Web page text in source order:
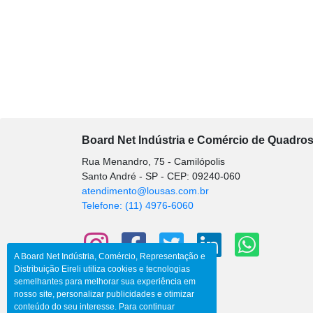
Board Net Indústria e Comércio de
Rua Menandro, 75 - Camilópolis
Santo André - SP - CEP: 09240-060
atendimento@lousas.com.br
Telefone: (11) 4976-6060
A Board Net Indústria, Comércio, Representação e
Distribuição Eireli utiliza cookies e tecnologias
semelhantes para melhorar sua experiência em
nosso site, personalizar publicidades e otimizar
conteúdo do seu interesse. Para continuar